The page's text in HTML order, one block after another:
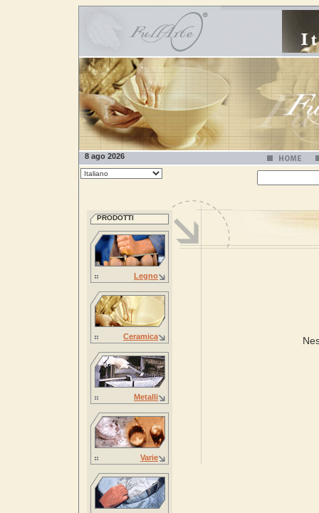
8 ago 2026
PRODOTTI
Legno
Ceramica
Metalli
Varie